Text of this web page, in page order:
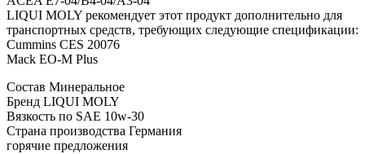
LIQUI MOLY рекомендует этот продукт дополнительно для
транспортных средств, требующих следующие спецификации:
Cummins CES 20076
Mack EO-M Plus
Состав Минеральное
Бренд LIQUI MOLY
Вязкость по SAE 10w-30
Страна производства Германия
горячие предложения